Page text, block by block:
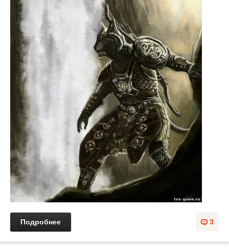
3
Подробнее